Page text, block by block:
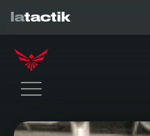
latactik